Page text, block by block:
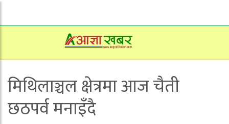
मिथिलाञ्चल क्षेत्रमा आज चैती
छठपर्व मनाइँदै